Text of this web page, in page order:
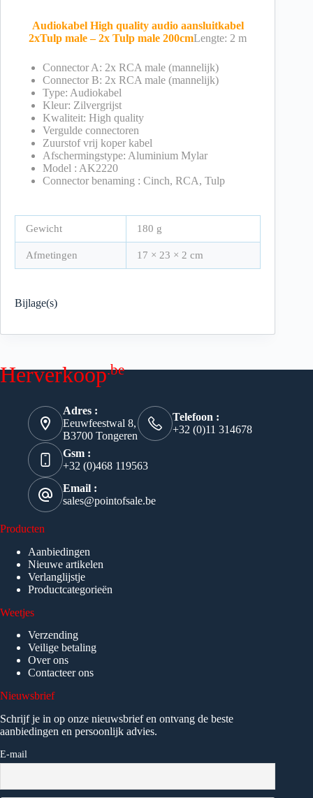
Audiokabel High quality audio aansluitkabel
2xTulp male – 2x Tulp male 200cmLengte: 2 m
Connector A: 2x RCA male (mannelijk)
Connector B: 2x RCA male (mannelijk)
Type: Audiokabel
Kleur: Zilvergrijst
Kwaliteit: High quality
Vergulde connectoren
Zuurstof vrij koper kabel
Afschermingstype: Aluminium Mylar
Model : AK2220
Connector benaming : Cinch, RCA, Tulp
Gewicht 180 g
Afmetingen 17 × 23 × 2 cm
Bijlage(s)
Herverkoop.be
Adres :
Eeuwfeestwal 8,
B3700 Tongeren
Telefoon :
+32 (0)11 314678
Gsm :
+32 (0)468 119563
Email :
sales@pointofsale.be
Producten
Aanbiedingen
Nieuwe artikelen
Verlanglijstje
Productcategorieën
Weetjes
Verzending
Veilige betaling
Over ons
Contacteer ons
Nieuwsbrief
Schrijf je in op onze nieuwsbrief en ontvang de beste
aanbiedingen en persoonlijk advies.
E-mail